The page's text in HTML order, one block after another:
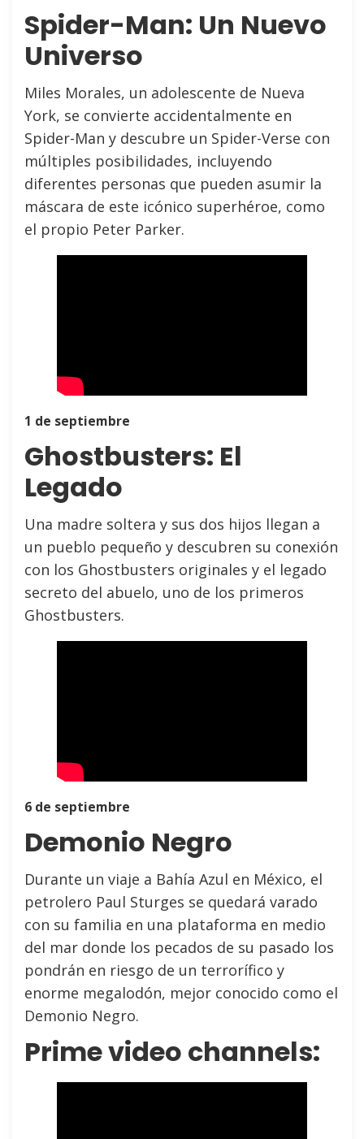
Spider-Man: Un Nuevo
Universo
Miles Morales, un adolescente de Nueva
York, se convierte accidentalmente en
Spider-Man y descubre un Spider-Verse con
múltiples posibilidades, incluyendo
diferentes personas que pueden asumir la
máscara de este icónico superhéroe, como
el propio Peter Parker.
1 de septiembre
Ghostbusters: El
Legado
Una madre soltera y sus dos hijos llegan a
un pueblo pequeño y descubren su conexión
con los Ghostbusters originales y el legado
secreto del abuelo, uno de los primeros
Ghostbusters.
6 de septiembre
Demonio Negro
Durante un viaje a Bahía Azul en México, el
petrolero Paul Sturges se quedará varado
con su familia en una plataforma en medio
del mar donde los pecados de su pasado los
pondrán en riesgo de un terrorífico y
enorme megalodón, mejor conocido como el
Demonio Negro.
Prime video channels: